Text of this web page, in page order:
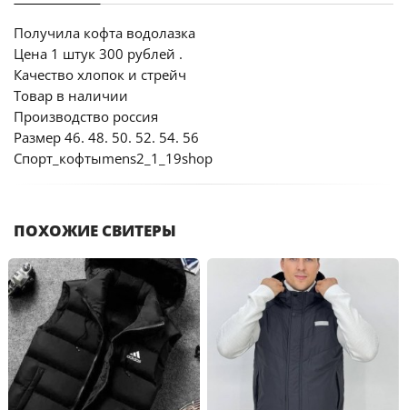
Получила кофта водолазка
Цена 1 штук 300 рублей .
Качество хлопок и стрейч
Товар в наличии
Производство россия
Размер 46. 48. 50. 52. 54. 56
Спорт_кофтыmens2_1_19shop
ПОХОЖИЕ СВИТЕРЫ